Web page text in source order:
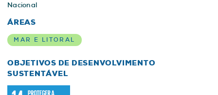
Nacional
ÁREAS
MAR E LITORAL
OBJETIVOS DE DESENVOLVIMENTO
SUSTENTÁVEL